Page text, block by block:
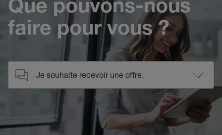
Que pouvons-nous
faire pour vous ?